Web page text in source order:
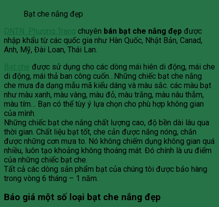
Bạt che nắng đẹp
DNTN Phương Trang chuyên bán bạt che nắng đẹp được
nhập khẩu từ các quốc gia như Hàn Quốc, Nhật Bản, Canad,
Anh, Mỹ, Đài Loan, Thái Lan.
Bạt che được sử dụng cho các dòng mái hiên di động, mái che
di động, mái thả ban công cuốn…Những chiếc bạt che nắng
che mưa đa dạng mẫu mã kiểu dáng và màu sắc. các màu bạt
như màu xanh, màu vàng, màu đỏ, màu trắng, màu nâu thẫm,
màu tím… Bạn có thể tùy ý lựa chọn cho phù hợp không gian
của mình.
Những chiếc bạt che nắng chất lượng cao, độ bền dài lâu qua
thời gian. Chất liệu bạt tốt, che cản được nắng nóng, chắn
được những cơn mưa to. Nó không chiếm dụng không gian quá
nhiều, luôn tạo khoảng không thoáng mát. Đó chính là ưu điểm
của những chiếc bạt che.
Tất cả các dòng sản phẩm bạt của chúng tôi được bảo hàng
trong vòng 6 tháng – 1 năm.
Báo giá một số loại bạt che nắng đẹp